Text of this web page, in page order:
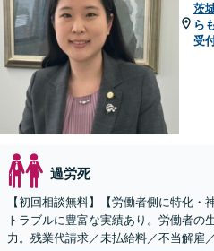
茨
ら
受
過労死
【初回相談無料】【労働者側に特化・
トラブルに豊富な実績あり。労働者の
力。残業代請求／未払給料／不当解雇